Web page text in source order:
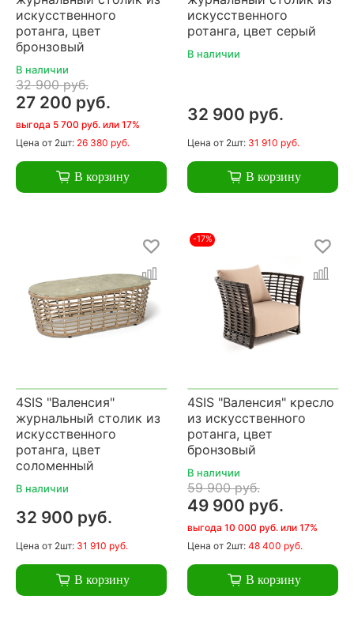
искусственного
ротанга, цвет
бронзовый
В наличии
32 900 руб.
27 200 руб.
выгода 5 700 руб. или 17%
Цена от 2шт: 26 380 руб.
В корзину
искусственного
ротанга, цвет серый
В наличии
32 900 руб.
Цена от 2шт: 31 910 руб.
В корзину
4SIS "Валенсия"
журнальный столик из
искусственного
ротанга, цвет
соломенный
В наличии
32 900 руб.
Цена от 2шт: 31 910 руб.
В корзину
-17%
4SIS "Валенсия" кресло
из искусственного
ротанга, цвет
бронзовый
В наличии
59 900 руб.
49 900 руб.
выгода 10 000 руб. или 17%
Цена от 2шт: 48 400 руб.
В корзину